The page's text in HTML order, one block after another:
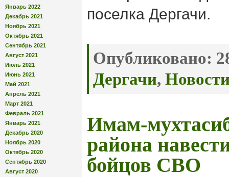
Январь 2022
Декабрь 2021
Ноябрь 2021
Октябрь 2021
Сентябрь 2021
Август 2021
Июль 2021
Июнь 2021
Май 2021
Апрель 2021
Март 2021
Февраль 2021
Январь 2021
Декабрь 2020
Ноябрь 2020
Октябрь 2020
Сентябрь 2020
Август 2020
поселка Дергачи.
Опубликовано:
Дергачи,
Имам-
района
бойцов СВО